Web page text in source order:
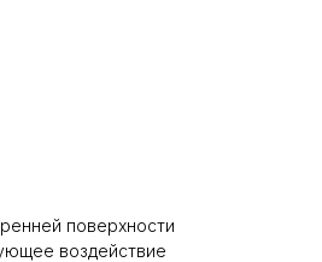
поверхности
воздействие